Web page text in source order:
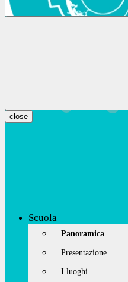
close
Scuola
Panoramica
Presentazione
I luoghi